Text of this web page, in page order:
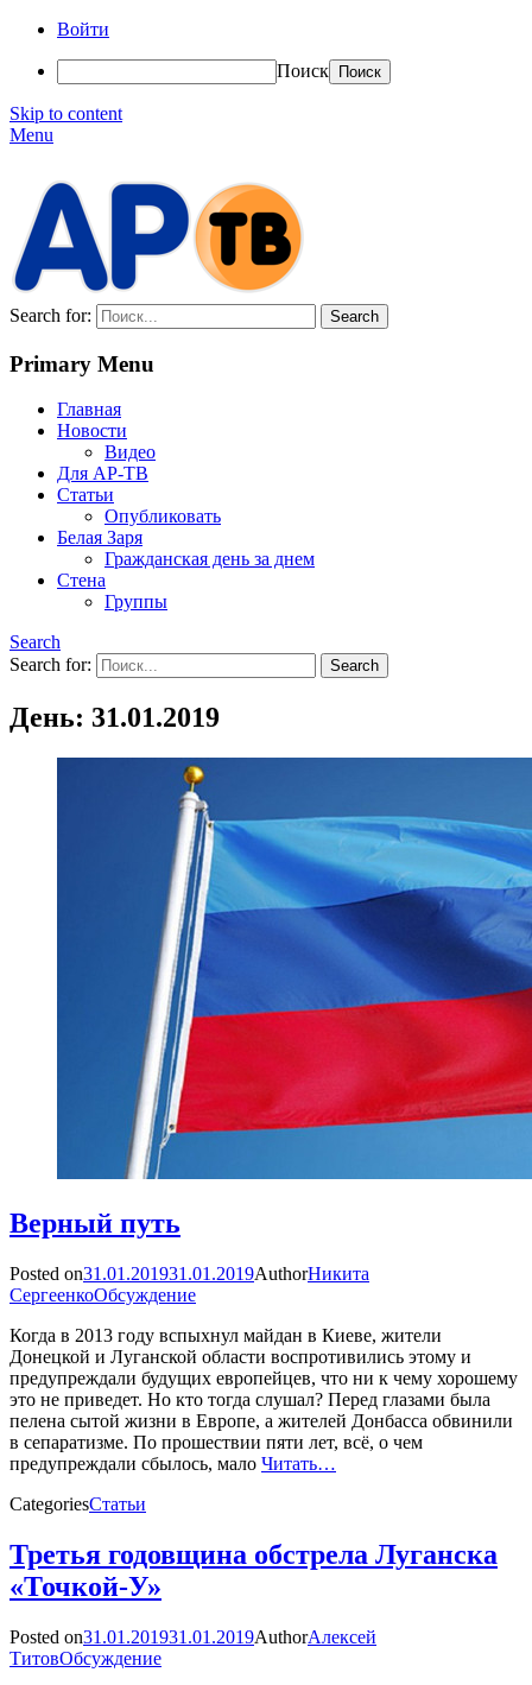
Войти
Поиск
Skip to content
Menu
Search for:
Primary Menu
Главная
Новости
Видео
Для АР-ТВ
Статьи
Опубликовать
Белая Заря
Гражданская день за днем
Стена
Группы
Search
Search for:
День: 31.01.2019
Верный путь
Posted on31.01.201931.01.2019AuthorНикита
СергеенкоОбсуждение
Когда в 2013 году вспыхнул майдан в Киеве, жители
Донецкой и Луганской области воспротивились этому и
предупреждали будущих европейцев, что ни к чему хорошему
это не приведет. Но кто тогда слушал? Перед глазами была
пелена сытой жизни в Европе, а жителей Донбасса обвинили
в сепаратизме. По прошествии пяти лет, всё, о чем
предупреждали сбылось, мало Читать…
CategoriesСтатьи
Третья годовщина обстрела Луганска
«Точкой-У»
Posted on31.01.201931.01.2019AuthorАлексей
ТитовОбсуждение